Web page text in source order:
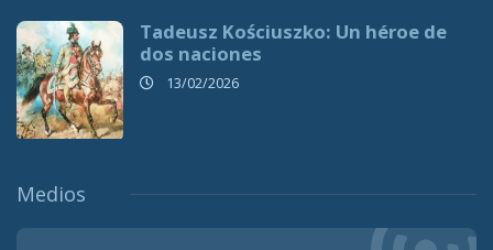
Tadeusz Kościuszko: Un héroe de
dos naciones
13/02/2026
Medios